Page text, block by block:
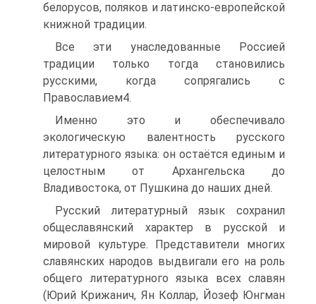
белорусов, поляков и латинско-европейской
книжной традиции.
Все эти унаследованные Россией
традиции только тогда становились
русскими, когда сопрягались с
Православием4.
Именно это и обеспечивало
экологическую валентность русского
литературного языка: он остаётся единым и
целостным от Архангельска до
Владивостока, от Пушкина до наших дней.
Русский литературный язык сохранил
общеславянский характер в русской и
мировой культуре. Представители многих
славянских народов выдвигали его на роль
общего литературного языка всех славян
(Юрий Крижанич, Ян Коллар, Йозеф Юнгман